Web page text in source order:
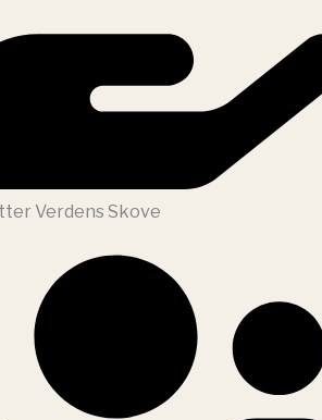
Verdens Skove